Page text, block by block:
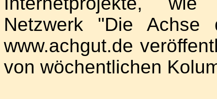
Netzwerk "Die
www.achgut.de
von wöchentlichen